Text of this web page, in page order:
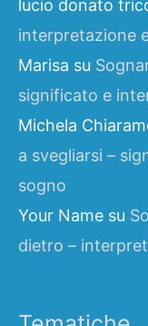
lucio donato
interpretazione
Marisa su
significato e
Michela
a svegliarsi –
sogno
Your Name su
dietro –